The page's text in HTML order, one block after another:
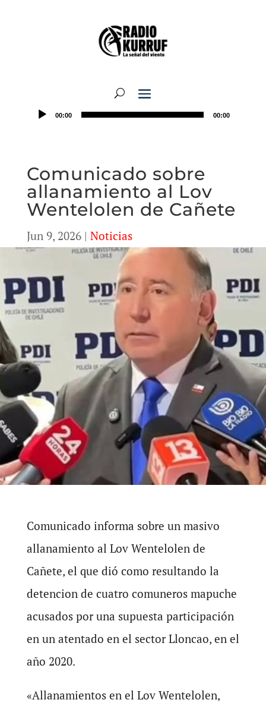
00:00 00:00
Comunicado sobre
allanamiento al Lov
Wentelolen de Cañete
Jun 9, 2026| Noticias
Comunicado informa sobre un masivo
allanamiento al Lov Wentelolen de
Cañete, el que dió como resultando la
detencion de cuatro comuneros mapuche
acusados por una supuesta participación
en un atentado en el sector Lloncao, en el
año 2020.
«Allanamientos en el Lov Wentelolen,